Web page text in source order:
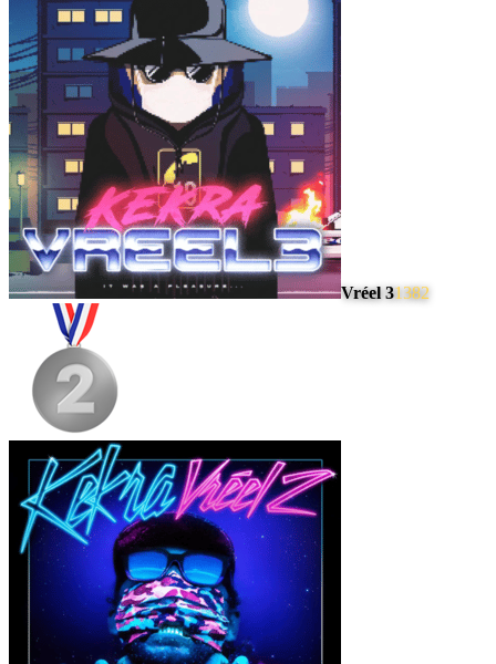
Vréel 31382